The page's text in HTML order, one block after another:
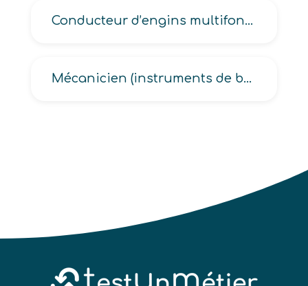
Conducteur d’engins multifonction d’aide au déploiement
Mécanicien (instruments de bord aéronautique, systèmes avioniques)